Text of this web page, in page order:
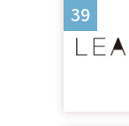
39